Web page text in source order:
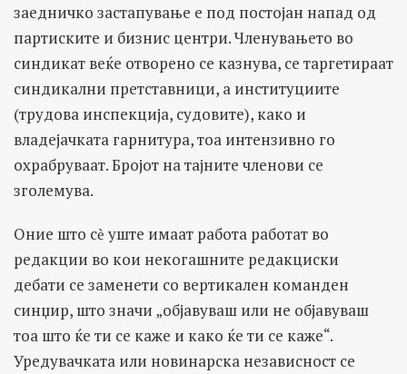
заедничко застапување е под постојан напад од
партиските и бизнис центри. Членувањето во
синдикат веќе отворено се казнува, се таргетираат
синдикални претставници, а институциите
(трудова инспекција, судовите), како и
владејачката гарнитура, тоа интензивно го
охрабруваат. Бројот на тајните членови се
зголемува.
Оние што сѐ уште имаат работа работат во
редакции во кои некогашните редакциски
дебати се заменети со вертикален команден
синџир, што значи „објавуваш или не објавуваш
тоа што ќе ти се каже и како ќе ти се каже“.
Уредувачката или новинарска независност се